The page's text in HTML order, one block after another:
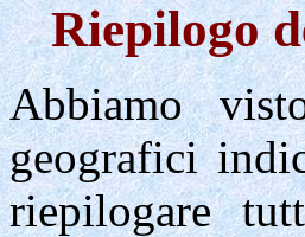
Riepilogo
Abbiamo
geografici
riepilogare